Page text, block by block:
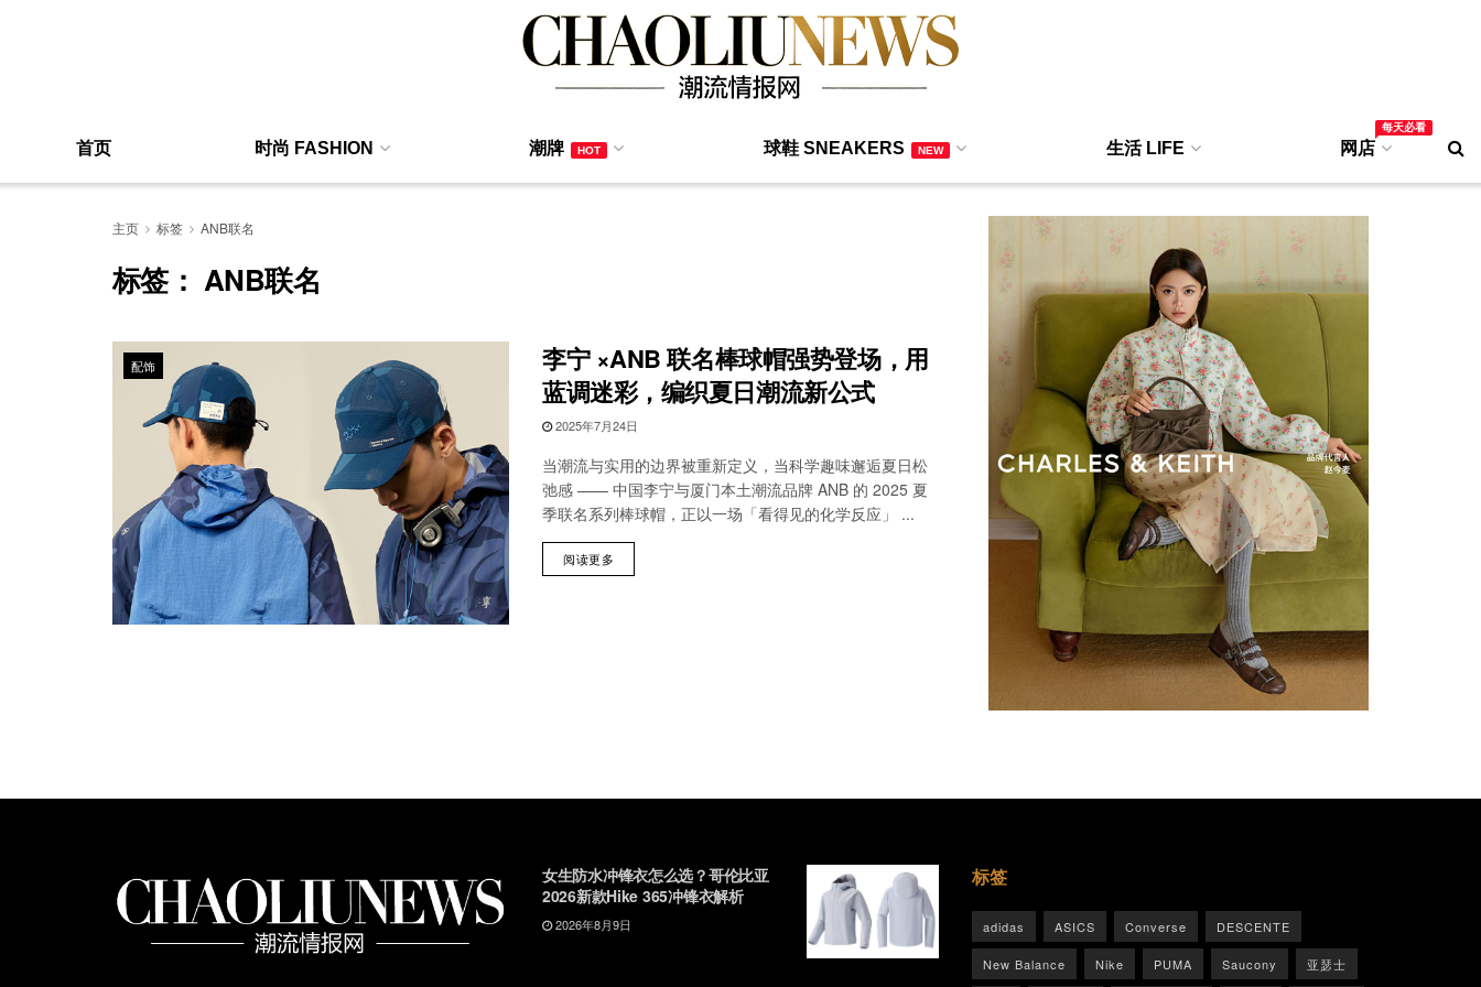
首页 时尚 FASHION 潮牌 HOT 球鞋 SNEAKERS NEW 生活 LIFE 网店
每天必看
主页 标签 ANB联名
标签： ANB联名
配饰
李宁 ×ANB 联名棒球帽强势登场，用
蓝调迷彩，编织夏日潮流新公式
2025年7月24日
当潮流与实用的边界被重新定义，当科学趣味邂逅夏日松
弛感 —— 中国李宁与厦门本土潮流品牌 ANB 的 2025 夏
季联名系列棒球帽，正以一场「看得见的化学反应」 ...
阅读更多
女生防水冲锋衣怎么选？哥伦比亚
2026新款Hike 365冲锋衣解析
2026年8月9日
标签
adidas ASICS Converse DESCENTE
New Balance Nike PUMA Saucony 亚瑟士